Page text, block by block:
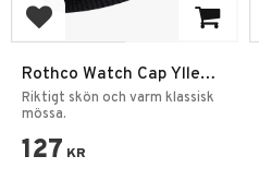
Add to favorites
Rothco Watch Cap Ylle
Mössa
Riktigt skön och varm klassisk
mössa.
127 KR